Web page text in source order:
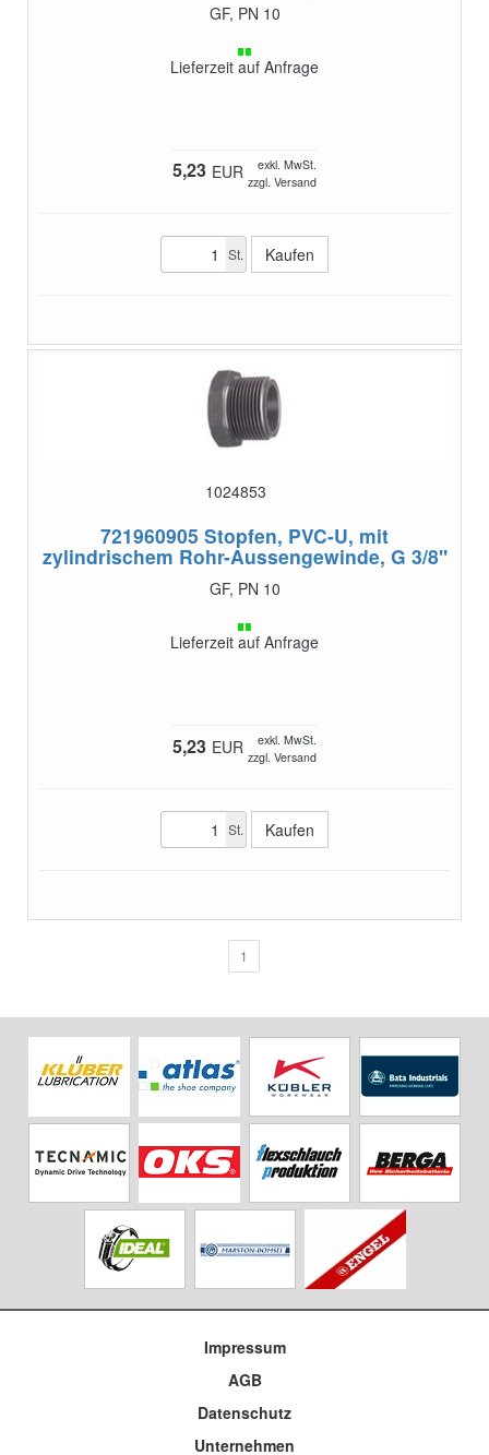
GF, PN 10
Lieferzeit auf Anfrage
5,23 EUR
exkl. MwSt.
zzgl. Versand
St.
1024853
721960905 Stopfen, PVC-U, mit
zylindrischem Rohr-Aussengewinde, G 3/8"
GF, PN 10
Lieferzeit auf Anfrage
5,23 EUR
exkl. MwSt.
zzgl. Versand
St.
1
Impressum
AGB
Datenschutz
Unternehmen